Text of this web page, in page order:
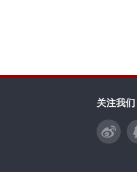
关注我们